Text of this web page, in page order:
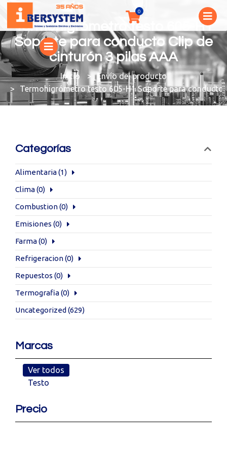
Termohigrómetro testo 605-H1
Soporte para conducto Clip de
cinturón 3 pilas AAA
You are here:
Envío del producto
Termohigrómetro testo 605-H1 Soporte para conducto
Categorías
Alimentaria(1)
Clima(0)
Combustion(0)
Emisiones (0)
Farma(0)
Refrigeracion(0)
Repuestos (0)
Termografia(0)
Uncategorized (629)
Marcas
Ver todos
Testo
Precio